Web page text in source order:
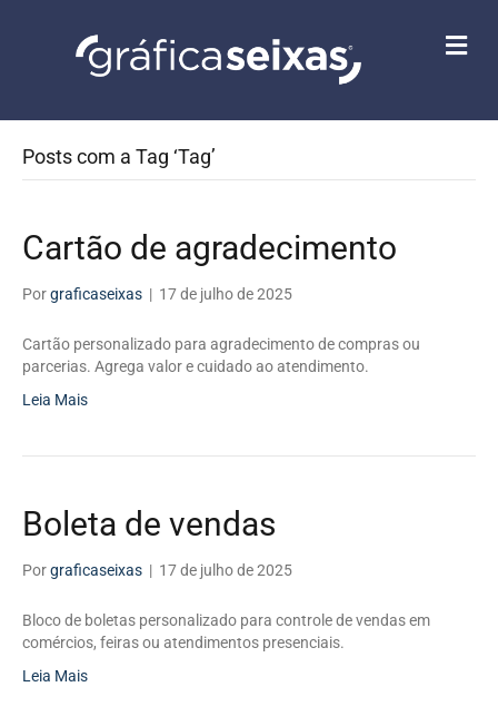
M
E
Posts com a Tag ‘Tag’
Cartão de agradecimento
Porgraficaseixas | 17 de julho de 2025
Cartão personalizado para agradecimento de compras ou
parcerias. Agrega valor e cuidado ao atendimento.
Leia Mais
Boleta de vendas
Porgraficaseixas | 17 de julho de 2025
Bloco de boletas personalizado para controle de vendas em
comércios, feiras ou atendimentos presenciais.
Leia Mais